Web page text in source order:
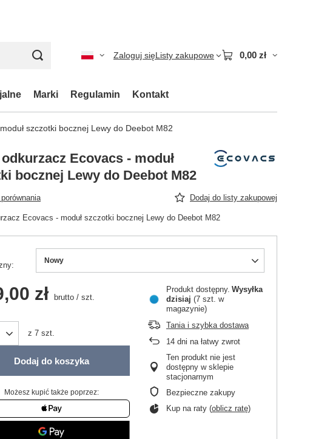
Zaloguj sięListy zakupowe 0,00 zł
Marki Regulamin Kontakt
szczotki bocznej Lewy do Deebot M82
Ecovacs - moduł
bocznej Lewy do Deebot M82
Dodaj do listy zakupowej
Ecovacs - moduł szczotki bocznej Lewy do Deebot M82
Nowy
zł brutto / szt.
z 7 szt.
Dodaj do koszyka
Możesz kupić także poprzez:
Produkt dostępny Wysyłka
dzisiaj (7 szt. w
magazynie)
Tania i szybka dostawa
14 dni na łatwy zwrot
Ten produkt nie jest
dostępny w sklepie
stacjonarnym
Bezpieczne zakupy
Kup na raty (oblicz ratę)